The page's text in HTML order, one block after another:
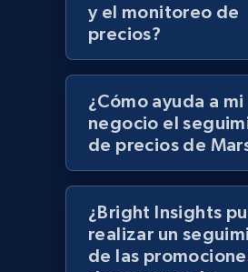
URL, Product id, Title, Product
Rating, Reviews count, Initial
and more.
1.3K+ 175+
Zara - Products
Category id, Product id, Product
Currency, Colour code, Colour,
y el monitoreo de
precios?
¿Cómo ayuda a mi
negocio el
de precios de
¿Bright Insights
realizar un
de las